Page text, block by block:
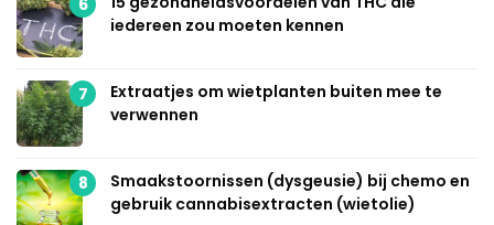
iedereen zou moeten kennen
7
Extraatjes om wietplanten buiten mee te
verwennen
8
Smaakstoornissen (dysgeusie) bij chemo en
gebruik cannabisextracten (wietolie)